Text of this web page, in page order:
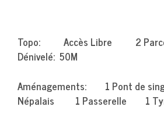
Topo: Accès Libre 2
Dénivelé: 50M
Aménagements: 1 Pont de
Népalais 1 Passerelle 1